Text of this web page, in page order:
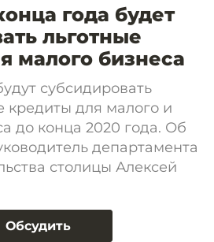
года будет
льготные
малого бизнеса
субсидировать
кредиты для малого и
до конца 2020 года. Об
департамента
столицы Алексей
Обсудить